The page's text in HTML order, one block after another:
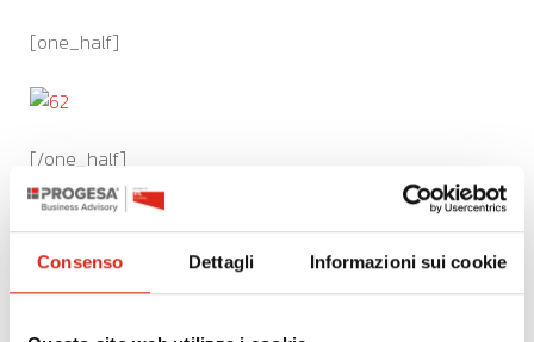
Consenso Dettagli Informazioni sui cookie
[one_half]
[/one_half]
[/columns]
Programma:
15.15 Registrazione partecipanti